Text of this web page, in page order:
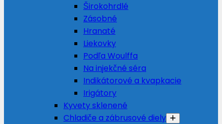
Širokohrdlé
Zásobné
Hranaté
Liekovky
Podľa Woulffa
Na injekčné séra
Indikátorové a kvapkacie
Irigátory
Kyvety sklenené
Chladiče a zábrusové diely